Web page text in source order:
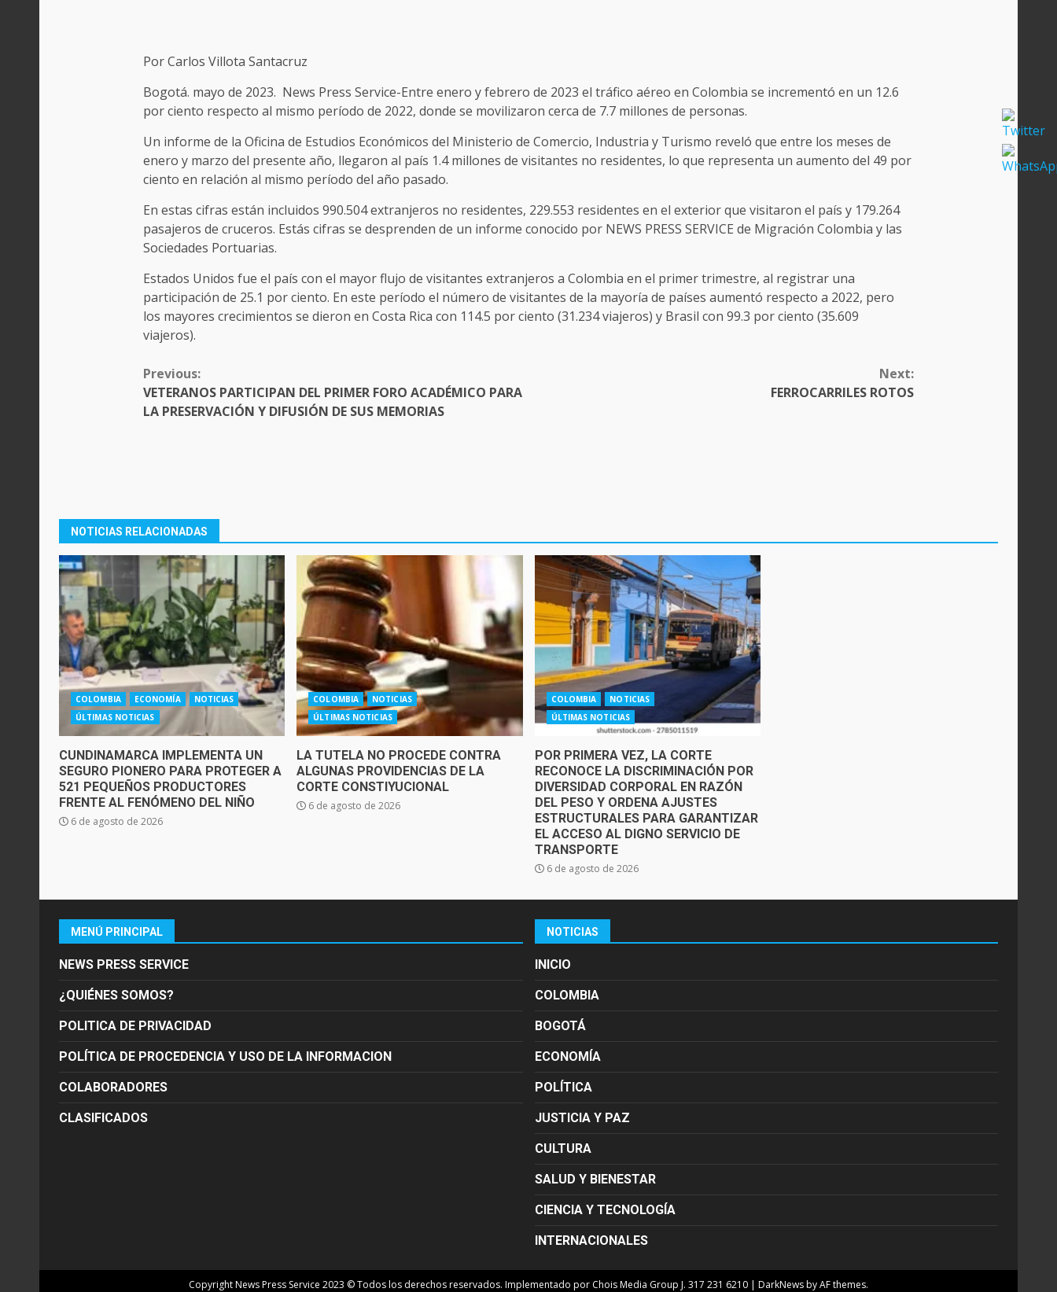
Por Carlos Villota Santacruz
Bogotá. mayo de 2023. News Press Service-Entre enero y febrero de 2023 el tráfico aéreo en Colombia se incrementó en un 12.6
por ciento respecto al mismo período de 2022, donde se movilizaron cerca de 7.7 millones de personas.
Un informe de la Oficina de Estudios Económicos del Ministerio de Comercio, Industria y Turismo reveló que entre los meses de
enero y marzo del presente año, llegaron al país 1.4 millones de visitantes no residentes, lo que representa un aumento del 49 por
ciento en relación al mismo período del año pasado.
En estas cifras están incluidos 990.504 extranjeros no residentes, 229.553 residentes en el exterior que visitaron el país y 179.264
pasajeros de cruceros. Estás cifras se desprenden de un informe conocido por NEWS PRESS SERVICE de Migración Colombia y las
Sociedades Portuarias.
Estados Unidos fue el país con el mayor flujo de visitantes extranjeros a Colombia en el primer trimestre, al registrar una
participación de 25.1 por ciento. En este período el número de visitantes de la mayoría de países aumentó respecto a 2022, pero
los mayores crecimientos se dieron en Costa Rica con 114.5 por ciento (31.234 viajeros) y Brasil con 99.3 por ciento (35.609
viajeros).
CONTINUE
READING
Previous:
VETERANOS PARTICIPAN DEL PRIMER FORO ACADÉMICO PARA
LA PRESERVACIÓN Y DIFUSIÓN DE SUS MEMORIAS
Next:
FERROCARRILES ROTOS
NOTICIAS RELACIONADAS
COLOMBIA ECONOMÍA
NOTICIAS
ÚLTIMAS NOTICIAS
CUNDINAMARCA IMPLEMENTA UN
SEGURO PIONERO PARA PROTEGER A
521 PEQUEÑOS PRODUCTORES
FRENTE AL FENÓMENO DEL NIÑO
6 de agosto de 2026
COLOMBIA
NOTICIAS
ÚLTIMAS NOTICIAS
LA TUTELA NO PROCEDE CONTRA
ALGUNAS PROVIDENCIAS DE LA
CORTE CONSTIYUCIONAL
6 de agosto de 2026
COLOMBIA
NOTICIAS
ÚLTIMAS NOTICIAS
POR PRIMERA VEZ, LA CORTE
RECONOCE LA DISCRIMINACIÓN POR
DIVERSIDAD CORPORAL EN RAZÓN
DEL PESO Y ORDENA AJUSTES
ESTRUCTURALES PARA GARANTIZAR
EL ACCESO AL DIGNO SERVICIO DE
TRANSPORTE
6 de agosto de 2026
MENÚ PRINCIPAL
NEWS PRESS SERVICE
¿QUIÉNES SOMOS?
POLITICA DE PRIVACIDAD
POLÍTICA DE PROCEDENCIA Y USO DE LA INFORMACION
COLABORADORES
CLASIFICADOS
NOTICIAS
INICIO
COLOMBIA
BOGOTÁ
ECONOMÍA
POLÍTICA
JUSTICIA Y PAZ
CULTURA
SALUD Y BIENESTAR
CIENCIA Y TECNOLOGÍA
INTERNACIONALES
Copyright News Press Service 2023 © Todos los derechos reservados. Implementado por Chois Media Group J. 317 231 6210 | DarkNewsby AF themes.